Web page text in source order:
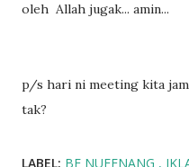
oleh Allah jugak... amin...
p/s hari ni meeting kita
tak?
LABEL: BE NUFFNANG